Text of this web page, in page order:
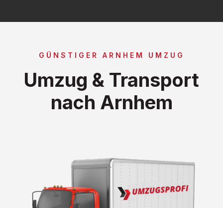
GÜNSTIGER ARNHEM UMZUG
Umzug & Transport
nach Arnhem